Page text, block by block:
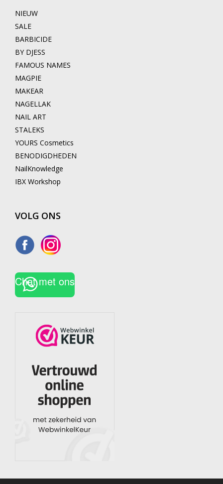
NIEUW
SALE
BARBICIDE
BY DJESS
FAMOUS NAMES
MAGPIE
MAKEAR
NAGELLAK
NAIL ART
STALEKS
YOURS Cosmetics
BENODIGDHEDEN
NailKnowledge
IBX Workshop
VOLG ONS
Chat met ons